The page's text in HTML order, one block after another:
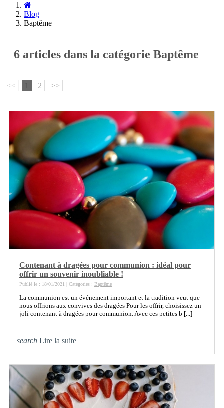
Blog
Baptême
6 articles dans la catégorie Baptême
<< 1 2 >>
Contenant à dragées pour communion : idéal pour
offrir un souvenir inoubliable !
Publié le : 18/01/2021 | Catégories : Baptême
La communion est un événement important et la tradition veut que
nous offrions aux convives des dragées Pour les offrir, choisissez un
joli contenant à dragées pour communion. Avec ces petites b [...]
search Lire la suite